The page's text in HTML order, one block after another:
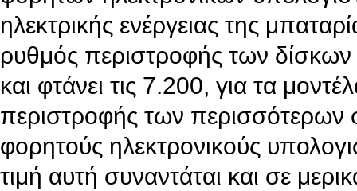
ηλεκτρικής ενέργειας της
ρυθμός περιστροφής των δίσκων
και φτάνει τις 7.200, για τα
περιστροφής των περισσότερων
φορητούς ηλεκτρονικούς
τιμή αυτή συναντάται και σε